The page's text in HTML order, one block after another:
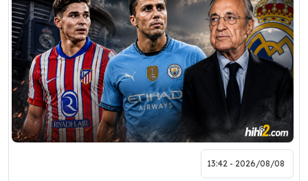
2026/08/08 - 13:42